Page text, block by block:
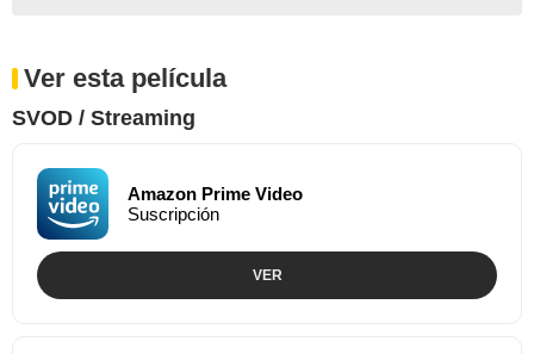
Ver esta película
SVOD / Streaming
Amazon Prime Video
Suscripción
VER